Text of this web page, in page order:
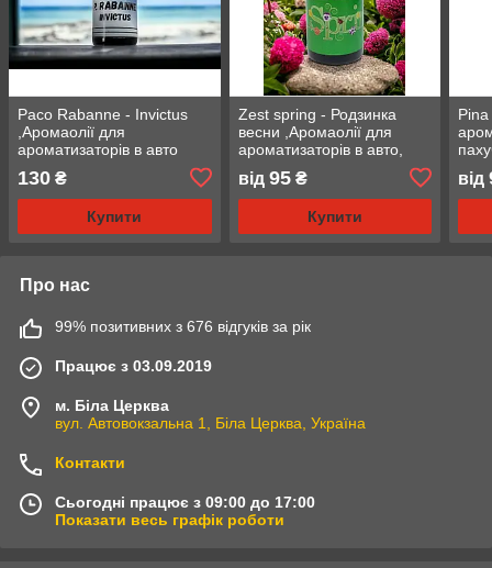
Paco Rabanne - Invictus
,Аромаолії для
ароматизаторів в авто
130 ₴
Купити
Zest spring - Родзинка
весни ,Аромаолії для
ароматизаторів в авто,
від 95₴
Купити
від
Про нас
99% позитивних з 676 відгуків за рік
Працює з 03.09.2019
м. Біла Церква
вул. Автовокзальна 1, Біла Церква, Україна
Контакти
Сьогодні працює з 09:00 до 17:00
Показати весь графік роботи